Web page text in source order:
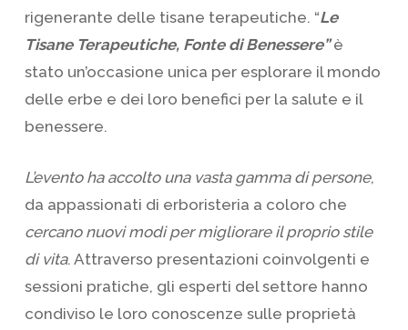
rigenerante delle tisane terapeutiche. “Le
Tisane Terapeutiche, Fonte di Benessere”è
stato un’occasione unica per esplorare il mondo
delle erbe e dei loro benefici per la salute e il
benessere.
L’evento ha accolto una vasta gamma di persone,
da appassionati di erboristeria a coloro che
cercano nuovi modi per migliorare il proprio stile
di vita. Attraverso presentazioni coinvolgenti e
sessioni pratiche, gli esperti del settore hanno
condiviso le loro conoscenze sulle proprietà